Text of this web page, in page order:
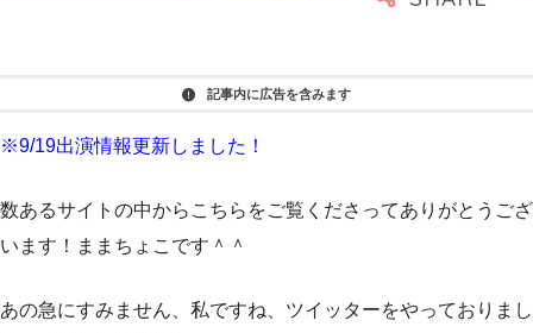
記事内に広告を含みます
※9/19出演情報更新しました！
数あるサイトの中からこちらをご覧くださってありがとうござ
います！ままちょこです＾＾
あの急にすみません、私ですね、ツイッターをやっておりまし